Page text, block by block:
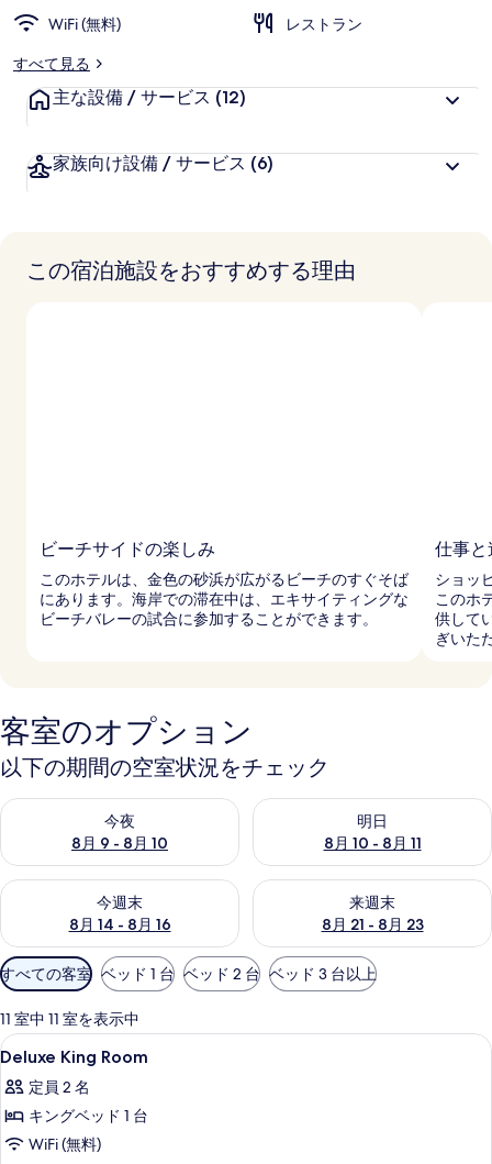
WiFi (無料)
レストラン
すべて見る
主な設備 / サービス (12)
家族向け設備 / サービス (6)
この宿泊施設をおすすめする理由
ビーチサイドの楽しみ
このホテルは、金色の砂浜が広がるビーチのすぐそば
にあります。海岸での滞在中は、エキサイティングな
ビーチバレーの試合に参加することができます。
仕事と
ショッ
このホ
供して
ぎいた
客室のオプション
以下の期間の空室状況をチェック
今夜
8月 9 - 8月 10
今夜 8月 9 - 8月 10 の空室状況をチェック
明日
8月 10 - 8月 11
明日 8月 10 - 8月 11 の空室状
今週末
8月 14 - 8月 16
今週末 8月 14 - 8月 16 の空室状況をチェック
来週末
8月 21 - 8月 23
来週末 8月 21 - 8月 23 の空室
利
用
可
能
な
客
室
の
すべての客室 ベッド 1 台 ベッド 2 台 ベッド 3 台以上
11 室中 11 室を表示中
Deluxe
King
Room
の
す
1 室のベッドルーム、ミニバー、セ
11
Deluxe King Room
定員 2 名
キングベッド 1 台
WiFi (無料)